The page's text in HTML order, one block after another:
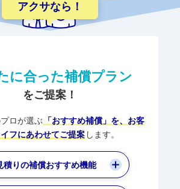
アクサなら！
に合った補償プラン
をご提案！
ロが選ぶ 「おすすめ補償」を、 お客
フにあわせてご提案 します。
積りの補償おすすめ機能